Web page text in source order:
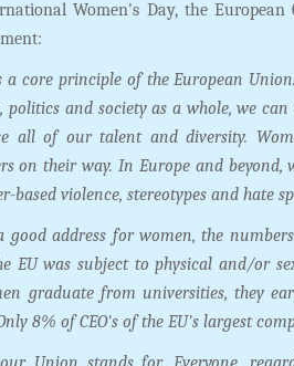
Women's Day, the European
a core principle of the European
politics and society as a whole, we
all of our talent and diversity.
on their way. In Europe and beyond,
based violence, stereotypes and hate
good address for women, the
EU was subject to physical and/or
graduate from universities, they
8% of CEO's of the EU's largest